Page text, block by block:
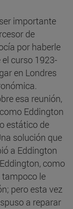
importante
de
por haberle
curso 1923-
en Londres
esa reunión,
Eddington
estático de
solución que
a Eddington
como
tampoco le
pero esta vez
a reparar